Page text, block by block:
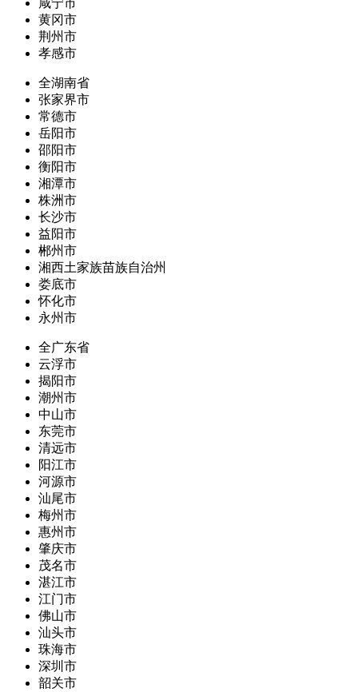
咸宁市
黄冈市
荆州市
孝感市
全湖南省
张家界市
常德市
岳阳市
邵阳市
衡阳市
湘潭市
株洲市
长沙市
益阳市
郴州市
湘西土家族苗族自治州
娄底市
怀化市
永州市
全广东省
云浮市
揭阳市
潮州市
中山市
东莞市
清远市
阳江市
河源市
汕尾市
梅州市
惠州市
肇庆市
茂名市
湛江市
江门市
佛山市
汕头市
珠海市
深圳市
韶关市